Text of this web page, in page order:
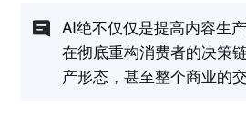
AI绝不仅仅是提高内容生
在彻底重构消费者的决策
产形态，甚至整个商业的交